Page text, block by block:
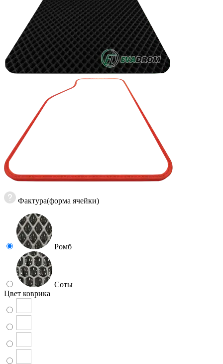
Фактура(форма ячейки)
Ромб
Соты
Цвет коврика